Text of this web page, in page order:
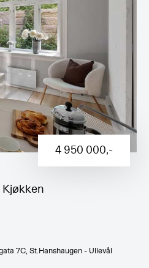
4 950 000,-
Kjøkken
7C, St.Hanshaugen - Ullevål